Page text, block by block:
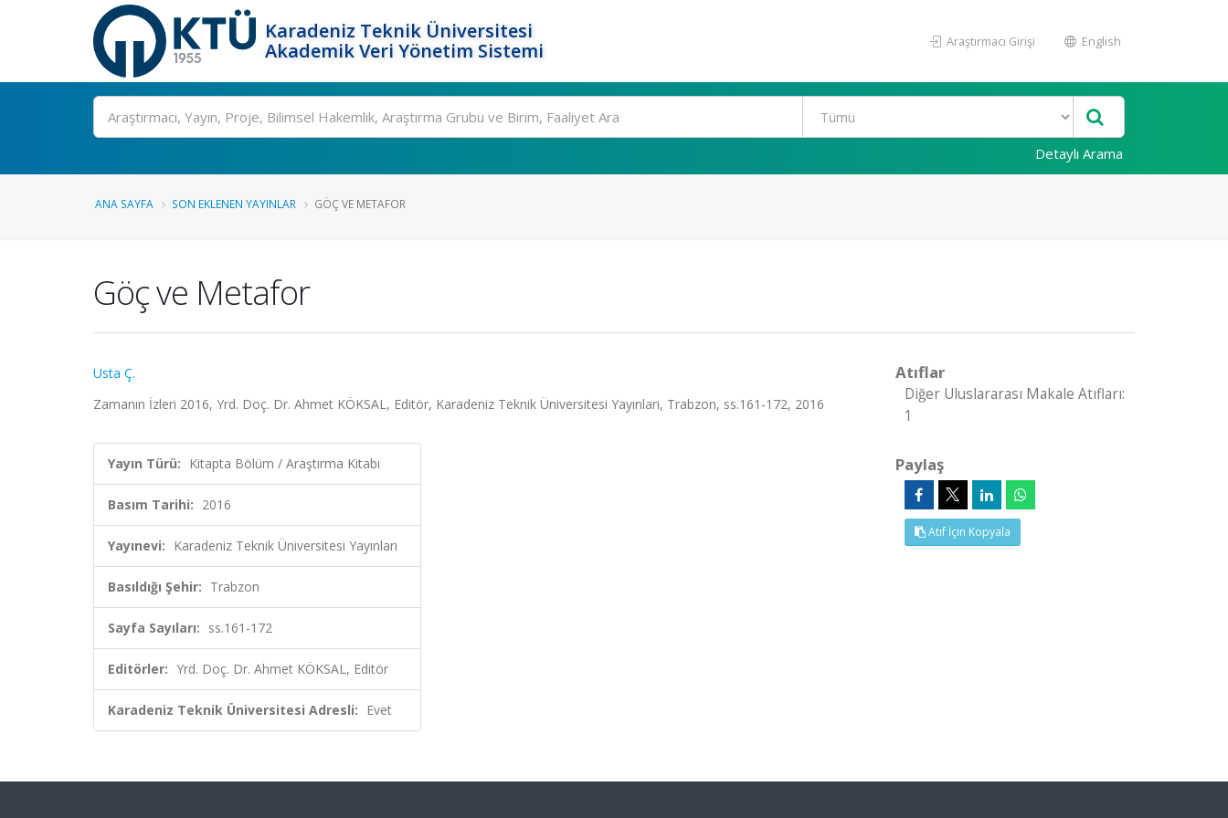
Karadeniz Teknik Üniversitesi
Akademik Veri Yönetim Sistemi
Araştırmacı Girişi English
Ara
Detaylı Arama
ANA SAYFA SON EKLENEN YAYINLAR GÖÇ VE METAFOR
Göç ve Metafor
Usta Ç.
Zamanın İzleri 2016, Yrd. Doç. Dr. Ahmet KÖKSAL, Editör, Karadeniz Teknik Üniversitesi Yayınları, Trabzon, ss.161-172, 2016
Yayın Türü: Kitapta Bölüm / Araştırma Kitabı
Basım Tarihi: 2016
Yayınevi: Karadeniz Teknik Üniversitesi Yayınları
Basıldığı Şehir: Trabzon
Sayfa Sayıları: ss.161-172
Editörler: Yrd. Doç. Dr. Ahmet KÖKSAL, Editör
Karadeniz Teknik Üniversitesi Adresli: Evet
Atıflar
Diğer Uluslararası Makale Atıfları:
1
Paylaş
Atıf İçin Kopyala